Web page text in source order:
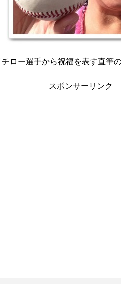
ロー選手から祝福を表す直筆
スポンサーリンク